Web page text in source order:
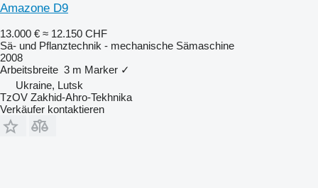
Amazone D9
13.000 € ≈ 12.150 CHF
Sä- und Pflanztechnik - mechanische Sämaschine
2008
Arbeitsbreite 3 m Marker ✓
Ukraine, Lutsk
TzOV Zakhid-Ahro-Tekhnika
Verkäufer kontaktieren